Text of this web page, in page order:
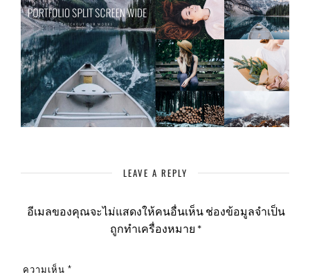
LEAVE A REPLY
อีเมลของคุณจะไม่แสดงให้คนอื่นเห็น ช่องข้อมูลจำเป็น
ถูกทำเครื่องหมาย *
ความเห็น *